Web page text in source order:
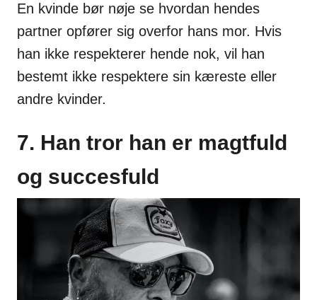
En kvinde bør nøje se hvordan hendes
partner opfører sig overfor hans mor. Hvis
han ikke respekterer hende nok, vil han
bestemt ikke respektere sin kæreste eller
andre kvinder.
7. Han tror han er magtfuld
og succesfuld